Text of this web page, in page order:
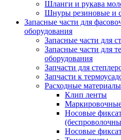
Шланги и рукава
Шнуры резиновые и
Запасные части для
оборудования
Запасные части для
Запасные части для
оборудования
Запчасти для
Запчасти к
Расходные материалы
Клип ленты
Носовые
Носовые